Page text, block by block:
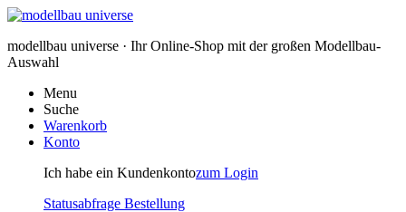
modellbau universe · Ihr Online-Shop mit der großen Modellbau-
Auswahl
Menu
Suche
Warenkorb
Konto
Ich habe ein Kundenkontozum Login
Statusabfrage Bestellung